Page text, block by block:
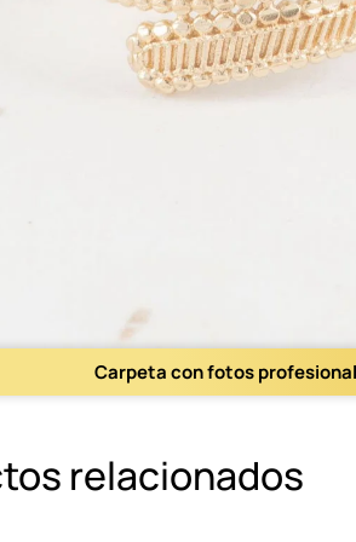
Carpeta con fotos
relacionados